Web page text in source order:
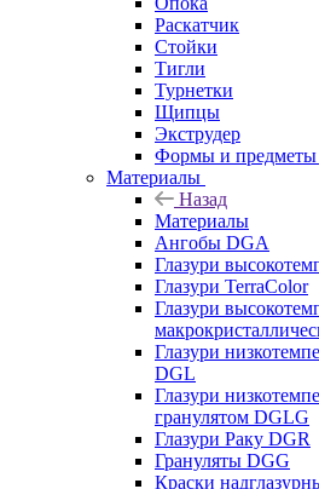
Раскатчик
Стойки
Тигли
Турнетки
Щипцы
Экструдер
Формы и предметы
Материалы
Назад
Материалы
Ангобы DGA
Глазури
Глазури TerraColor
Глазури
Глазури
DGL
Глазури
гранулятом DGLG
Глазури Раку DGR
Грануляты DGG
Краски